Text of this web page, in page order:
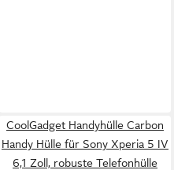
CoolGadget Handyhülle Carbon
Handy Hülle für Sony Xperia 5 IV
6,1 Zoll, robuste Telefonhülle